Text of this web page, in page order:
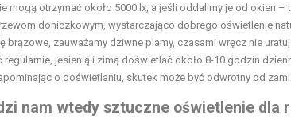
mogą otrzymać około 5000 lx, a jeśli oddalimy je od okien
doniczkowym, wystarczająco dobrego oświetlenie
brązowe, zauważamy dziwne plamy, czasami wręcz nie
jesienią i zimą doświetlać około 8-10 godzin
o doświetlaniu, skutek może być odwrotny od
nam wtedy sztuczne oświetlenie dla